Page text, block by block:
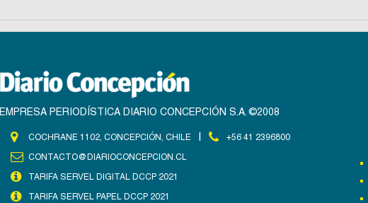
EMPRESA PERIODÍSTICA DIARIO CONCEPCIÓN S.A. ©2008
COCHRANE 1102, CONCEPCIÓN, CHILE
+56 41 2396800
CONTACTO@DIARIOCONCEPCION.CL
TARIFA SERVEL DIGITAL DCCP 2021
TARIFA SERVEL PAPEL DCCP 2021